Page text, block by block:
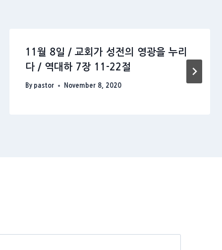
11월 8일 / 교회가 성전의 영광을 누리
다 / 역대하 7장 11-22절
By pastor November 8, 2020